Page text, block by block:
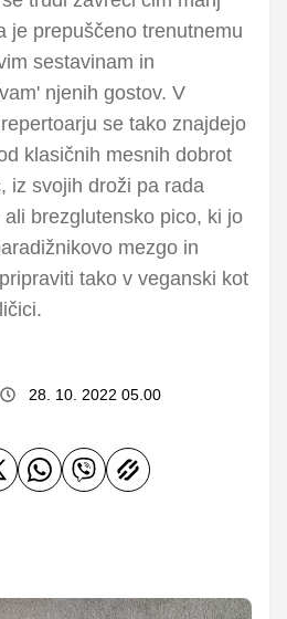
je prepuščeno trenutnemu
sestavinam in
njenih gostov. V
se tako znajdejo
klasičnih mesnih dobrot
iz svojih droži pa rada
brezglutensko pico, ki jo
mezgo in
tako v veganski kot
28. 10. 2022 05.00